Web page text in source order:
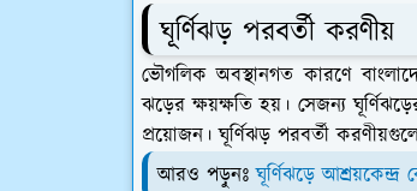
ঘূর্ণিঝড় পরবর্তী করণীয়
ভৌগলিক অবস্থানগত কারণে
ঝড়ের ক্ষয়ক্ষতি হয়। সেজন্য
প্রয়োজন। ঘূর্ণিঝড় পরবর্তী
আরও পড়ুনঃঘূর্ণিঝড়ে